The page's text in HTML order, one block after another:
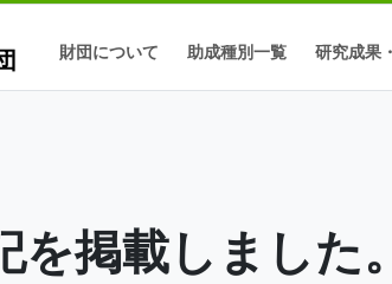
財団について 助成種別一覧 研究成果
掲載しました。